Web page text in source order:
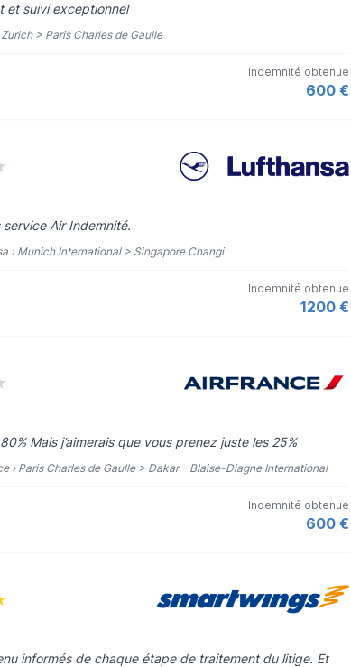
et suivi exceptionnel
Zurich > Paris Charles de Gaulle
Indemnité obtenue
600 €
Air Indemnité.
› Munich International > Singapore Changi
Indemnité obtenue
1200 €
Mais j’aimerais que vous prenez juste les 25%
› Paris Charles de Gaulle > Dakar - Blaise-Diagne International
Indemnité obtenue
600 €
informés de chaque étape de traitement du litige. Et